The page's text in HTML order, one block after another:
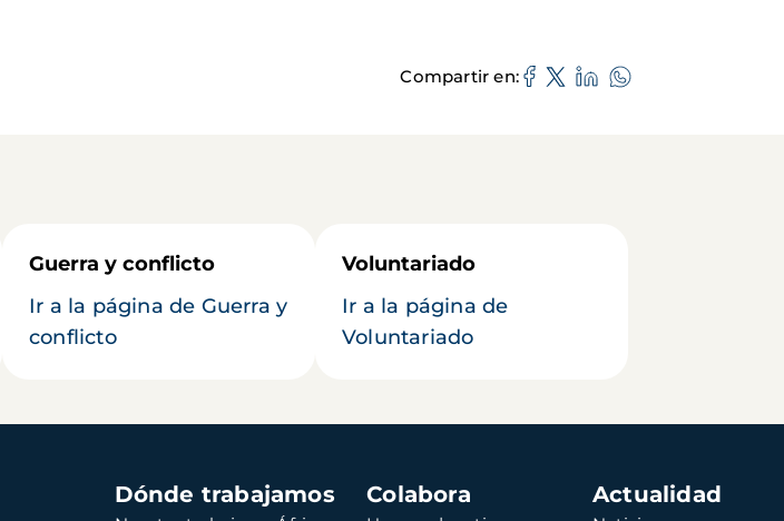
Compartir en
Guerra y conflicto
Ir a la página de Guerra y
conflicto
Voluntariado
Ir a la página de
Voluntariado
Dónde trabajamos Colabora Actualidad